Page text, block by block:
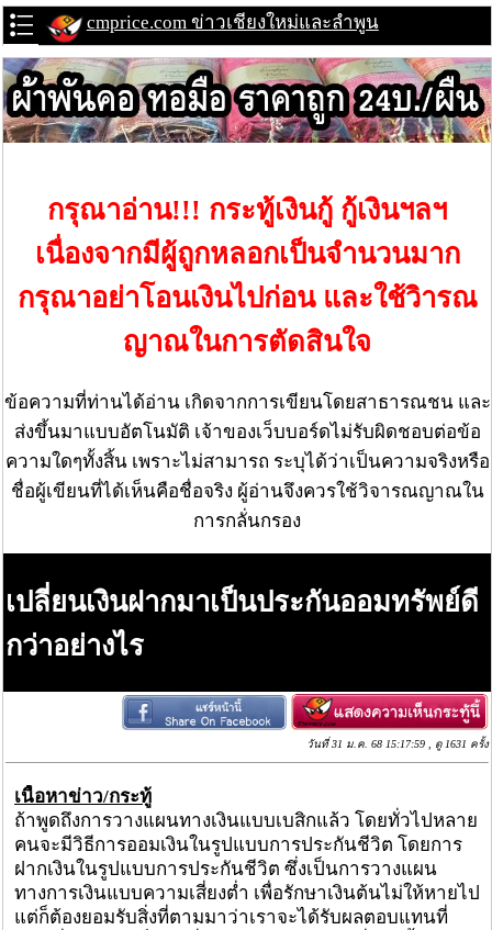
cmprice.com ข่าวเชียงใหม่และลำพูน
กรุณาอ่าน!!! กระทู้เงินกู้ กู้เงินฯลฯ
เนื่องจากมีผู้ถูกหลอกเป็นจำนวนมาก
กรุณาอย่าโอนเงินไปก่อน และใช้วิารณ
ญาณในการตัดสินใจ
ข้อความที่ท่านได้อ่าน เกิดจากการเขียนโดยสาธารณชน และ
ส่งขึ้นมาแบบอัตโนมัติ เจ้าของเว็บบอร์ดไม่รับผิดชอบต่อข้อ
ความใดๆทั้งสิ้น เพราะไม่สามารถ ระบุได้ว่าเป็นความจริงหรือ
ชื่อผู้เขียนที่ได้เห็นคือชื่อจริง ผู้อ่านจึงควรใช้วิจารณญาณใน
การกลั่นกรอง
เปลี่ยนเงินฝากมาเป็นประกันออมทรัพย์ดี
กว่าอย่างไร
วันที่ 31 ม.ค. 68 15:17:59 , ดู 1631 ครั้ง
เนื้อหาข่าว/กระทู้
ถ้าพูดถึงการวางแผนทางเงินแบบเบสิกแล้ว โดยทั่วไปหลาย
คนจะมีวิธีการออมเงินในรูปแบบการประกันชีวิต โดยการ
ฝากเงินในรูปแบบการประกันชีวิต ซึ่งเป็นการวางแผน
ทางการเงินแบบความเสี่ยงต่ำ เพื่อรักษาเงินต้นไม่ให้หายไป
แต่ก็ต้องยอมรับสิ่งที่ตามมาว่าเราจะได้รับผลตอบแทนที่